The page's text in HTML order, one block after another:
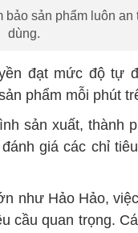
bảo sản phẩm luôn
dùng.
đạt mức độ tự
phẩm mỗi phút
sản xuất, thành
giá các chỉ
như Hảo Hảo,
cầu quan trọng.